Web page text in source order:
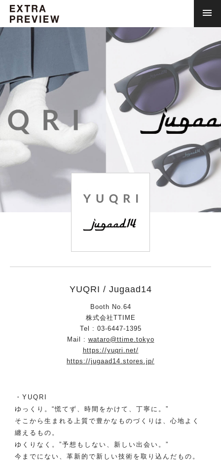
YUQRI / Jugaad14
Booth No.64
株式会社TTIME
Tel : 03-6447-1395
Mail : wataro@ttime.tokyo
https://yuqri.net/
https://jugaad14.stores.jp/
・YUQRI
ゆっくり。“慌てず、時間をかけて、丁寧に。”
そこから生まれる上質で豊かなものづくりは、心地よく
纏えるもの。
ゆくりなく。”予想もしない、新しい出会い。”
今までにない、革新的で新しい技術を取り込んだもの。